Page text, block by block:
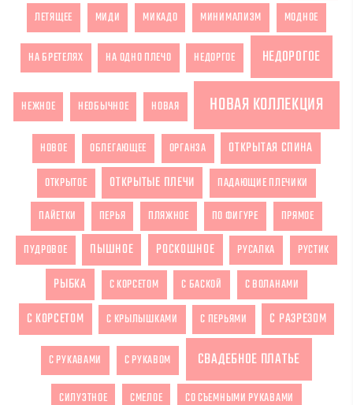
ЛЕТЯЩЕЕ МИДИ МИКАДО МИНИМАЛИЗМ МОДНОЕ
НА БРЕТЕЛЯХ НА ОДНО ПЛЕЧО НЕДОРГОЕ НЕДОРОГОЕ
НЕЖНОЕ НЕОБЫЧНОЕ НОВАЯ НОВАЯ КОЛЛЕКЦИЯ
НОВОЕ ОБЛЕГАЮЩЕЕ ОРГАНЗА ОТКРЫТАЯ СПИНА
ОТКРЫТОЕ ОТКРЫТЫЕ ПЛЕЧИ ПАДАЮЩИЕ ПЛЕЧИКИ
ПАЙЕТКИ ПЕРЬЯ ПЛЯЖНОЕ ПО ФИГУРЕ ПРЯМОЕ
ПУДРОВОЕ ПЫШНОЕ РОСКОШНОЕ РУСАЛКА РУСТИК
РЫБКА С КОРСЕТОМ С БАСКОЙ С ВОЛАНАМИ
С КОРСЕТОМ С КРЫЛЫШКАМИ С ПЕРЬЯМИ С РАЗРЕЗОМ
С РУКАВАМИ С РУКАВОМ СВАДЕБНОЕ ПЛАТЬЕ
СИЛУЭТНОЕ СМЕЛОЕ СО СЪЕМНЫМИ РУКАВАМИ